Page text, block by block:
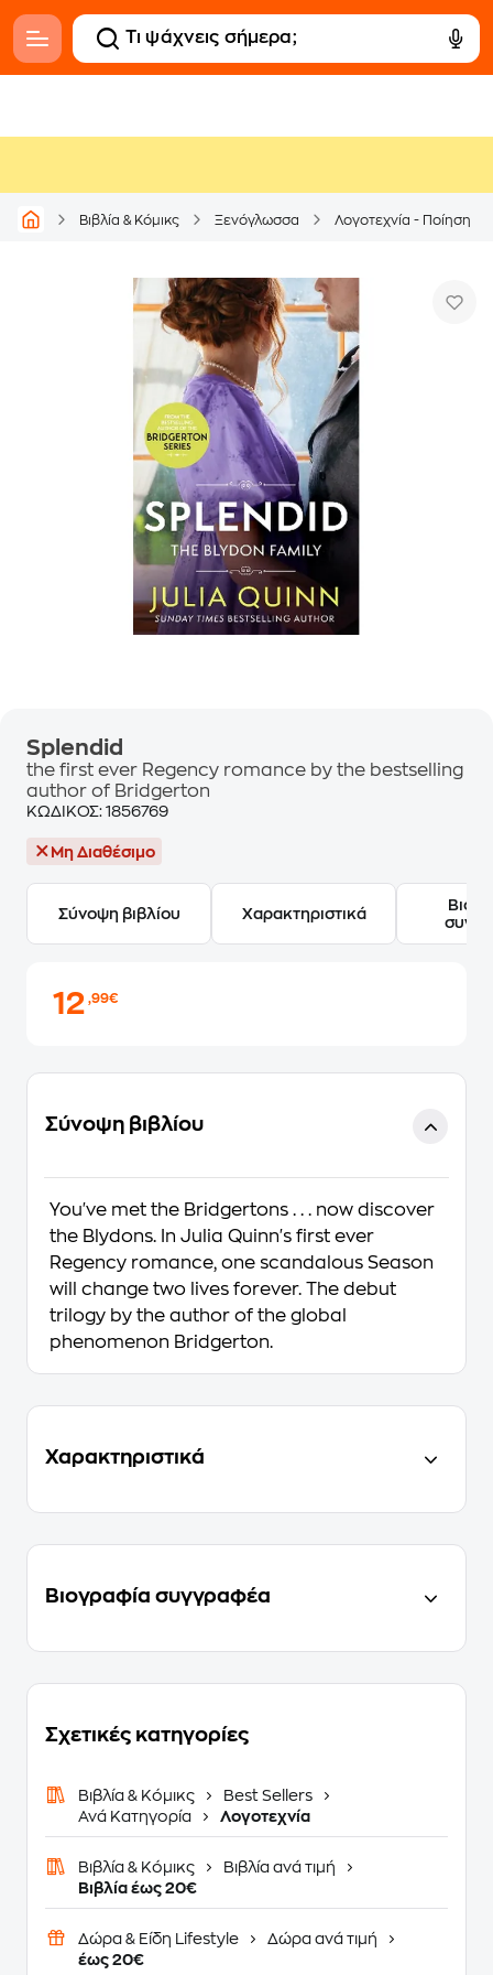
Βιβλία & Κόμικς Ξενόγλωσσα Λογοτεχνία - Ποίηση
Splendid
the first ever Regency romance by the bestselling
author of Bridgerton
ΚΩΔΙΚΟΣ: 1856769
Μη Διαθέσιμο
Σύνοψη βιβλίου Χαρακτηριστικά
12,99€
Σύνοψη βιβλίου
You've met the Bridgertons . . . now discover
the Blydons. In Julia Quinn's first ever
Regency romance, one scandalous Season
will change two lives forever. The debut
trilogy by the author of the global
phenomenon Bridgerton.
Χαρακτηριστικά
Βιογραφία συγγραφέα
Σχετικές κατηγορίες
Βιβλία & Κόμικς
Best Sellers
Ανά Κατηγορία
Λογοτεχνία
Βιβλία & Κόμικς
Βιβλία ανά τιμή
Βιβλία έως 20€
Δώρα & Είδη Lifestyle
Δώρα ανά τιμή
έως 20€